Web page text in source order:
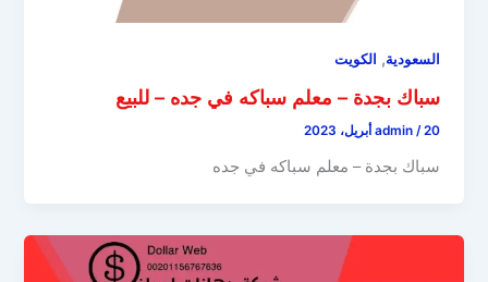
السعودية, الكويت
سباك بجدة – معلم سباكه في جده – للبيع
admin /20 أبريل، 2023
سباك بجدة – معلم سباكه في جده